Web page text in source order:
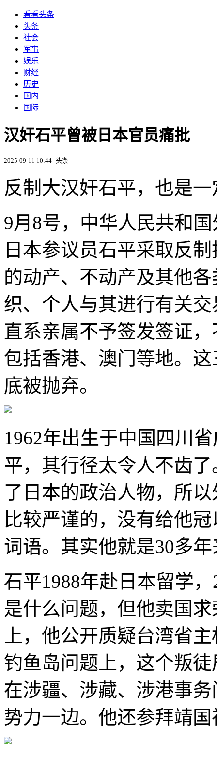
看看头条
头条
社会
军事
娱乐
财经
历史
国内
国际
汉奸石平曾被日本官员痛批
2025-09-11 10:44 头条
反制大汉奸石平，也是
9月8号，中华人民共和
日本参议员石平采取反
的动产、不动产及其他
织、个人与其进行有关
直系亲属不予签发签证
包括香港、澳门等地。
底被抛弃。
1962年出生于中国四川
平，其行径太令人不齿
了日本的政治人物，所
比较严谨的，没有给他
词语。其实他就是30多
石平1988年赴日本留学
是什么问题，但他卖国
上，他公开质疑台湾省
钓鱼岛问题上，这个叛
在涉疆、涉藏、涉港事
势力一边。他还参拜靖